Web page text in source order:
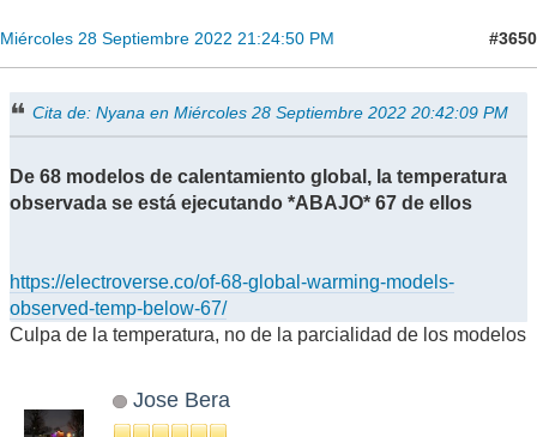
Miércoles 28 Septiembre 2022 21:24:50 PM #3650
Cita de: Nyana en Miércoles 28 Septiembre 2022 20:42:09 PM
De 68 modelos de calentamiento global, la temperatura
observada se está ejecutando *ABAJO* 67 de ellos
https://electroverse.co/of-68-global-warming-models-
observed-temp-below-67/
Culpa de la temperatura, no de la parcialidad de los modelos
Jose Bera